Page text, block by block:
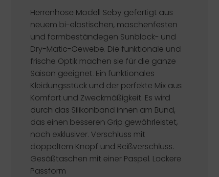
Herrenhose Modell Seby gefertigt aus
neuem bi-elastischen, maschenfesten
und formbeständegen Sunblock- und
Dry-Matic-Gewebe. Die funktionale und
frische Optik machen sie für die ganze
Saison geeignet. Ein funktionales
Kleidungsstück und der perfekte Mix aus
Komfort und Zweckmäßigkeit. Es wird
durch das Silikonband innen am Bund,
das einen besseren Grip gewährleistet,
noch exklusiver. Verschluss mit
doppeltem Knopf und Reißverschluss.
Gesäßtaschen mit einer Paspel. Lockere
Passform